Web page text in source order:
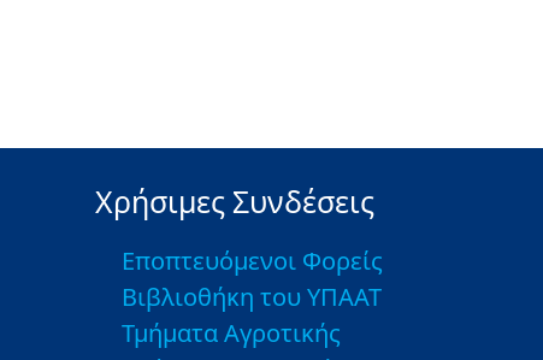
Χρήσιμες Συνδέσεις
Εποπτευόμενοι Φορείς
Βιβλιοθήκη του ΥΠΑΑΤ
Τμήματα Αγροτικής